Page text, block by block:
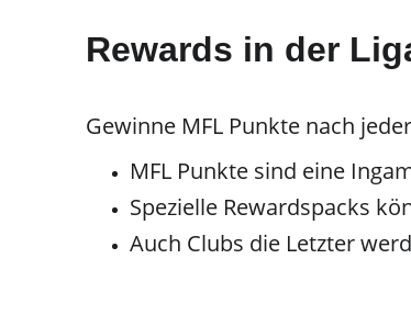
Rewards in der
Gewinne MFL Punkte nach
MFL Punkte sind eine
Spezielle Rewardspacks
Auch Clubs die Letzter